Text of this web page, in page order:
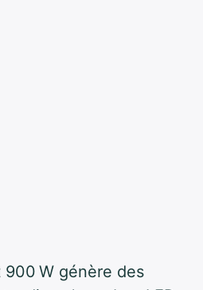
900 W génère des